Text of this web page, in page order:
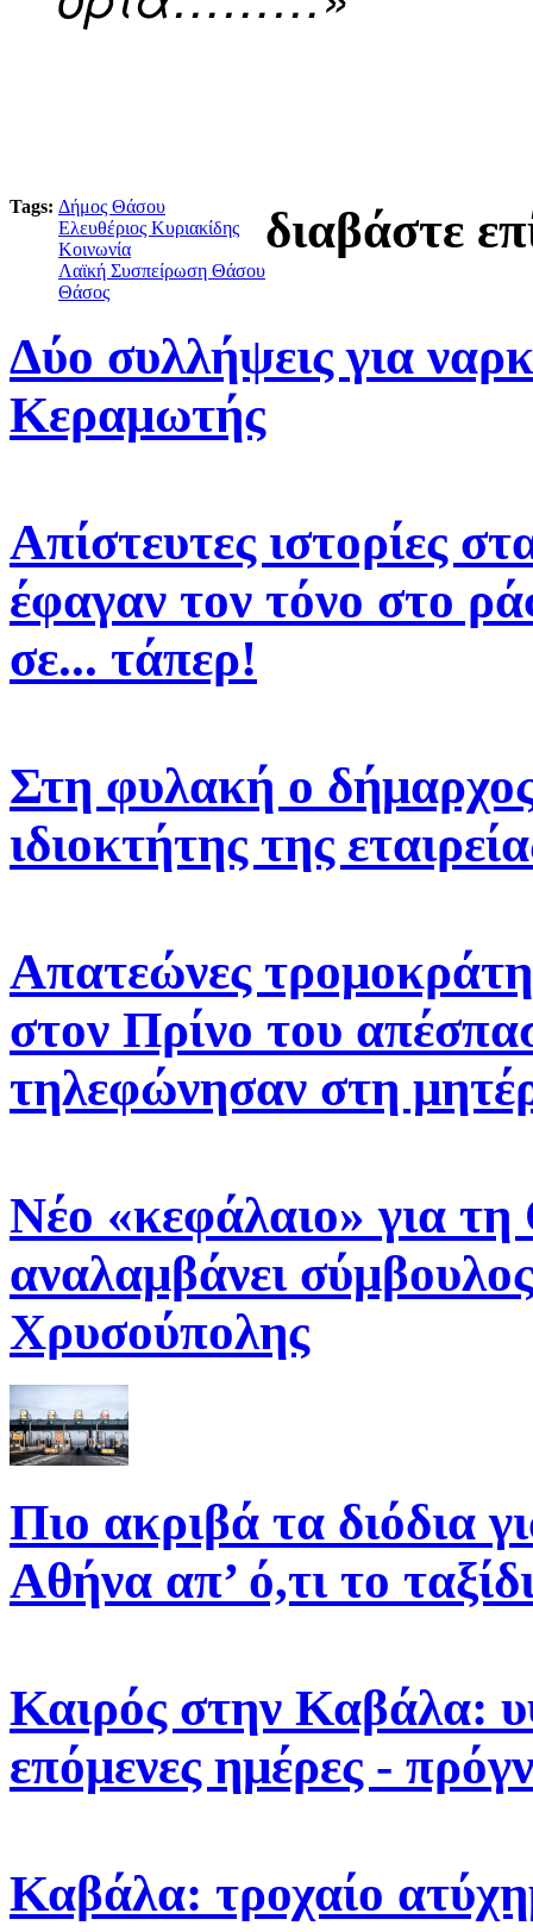
Tags: Δήμος Θάσου
Ελευθέριος Κυριακίδης
Κοινωνία
Λαϊκή Συσπείρωση Θάσου
Θάσος
διαβάστε
Δύο συλλήψεις για
Κεραμωτής
Απίστευτες ιστορίες
έφαγαν τον τόνο στο
σε... τάπερ!
Στη φυλακή ο
ιδιοκτήτης της
Απατεώνες
στον Πρίνο του
τηλεφώνησαν στη
Νέο «κεφάλαιο» για
αναλαμβάνει
Χρυσούπολης
Πιο ακριβά τα διόδια
Αθήνα απ’ ό,τι το
Καιρός στην Καβάλα:
επόμενες ημέρες -
Καβάλα: τροχαίο